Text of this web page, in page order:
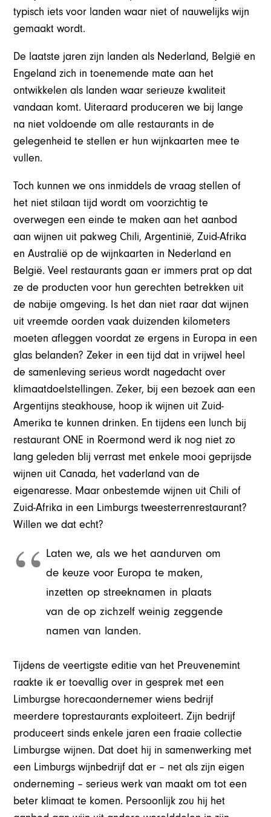
typisch iets voor landen waar niet of nauwelijks wijn
gemaakt wordt.
De laatste jaren zijn landen als Nederland, België en
Engeland zich in toenemende mate aan het
ontwikkelen als landen waar serieuze kwaliteit
vandaan komt. Uiteraard produceren we bij lange
na niet voldoende om alle restaurants in de
gelegenheid te stellen er hun wijnkaarten mee te
vullen.
Toch kunnen we ons inmiddels de vraag stellen of
het niet stilaan tijd wordt om voorzichtig te
overwegen een einde te maken aan het aanbod
aan wijnen uit pakweg Chili, Argentinië, Zuid-Afrika
en Australië op de wijnkaarten in Nederland en
België. Veel restaurants gaan er immers prat op dat
ze de producten voor hun gerechten betrekken uit
de nabije omgeving. Is het dan niet raar dat wijnen
uit vreemde oorden vaak duizenden kilometers
moeten afleggen voordat ze ergens in Europa in een
glas belanden? Zeker in een tijd dat in vrijwel heel
de samenleving serieus wordt nagedacht over
klimaatdoelstellingen. Zeker, bij een bezoek aan een
Argentijns steakhouse, hoop ik wijnen uit Zuid-
Amerika te kunnen drinken. En tijdens een lunch bij
restaurant ONE in Roermond werd ik nog niet zo
lang geleden blij verrast met enkele mooi geprijsde
wijnen uit Canada, het vaderland van de
eigenaresse. Maar onbestemde wijnen uit Chili of
Zuid-Afrika in een Limburgs tweesterrenrestaurant?
Willen we dat echt?
Laten we, als we het aandurven om
de keuze voor Europa te maken,
inzetten op streeknamen in plaats
van de op zichzelf weinig zeggende
namen van landen.
Tijdens de veertigste editie van het Preuvenemint
raakte ik er toevallig over in gesprek met een
Limburgse horecaondernemer wiens bedrijf
meerdere toprestaurants exploiteert. Zijn bedrijf
produceert sinds enkele jaren een fraaie collectie
Limburgse wijnen. Dat doet hij in samenwerking met
een Limburgs wijnbedrijf dat er – net als zijn eigen
onderneming – serieus werk van maakt om tot een
beter klimaat te komen. Persoonlijk zou hij het